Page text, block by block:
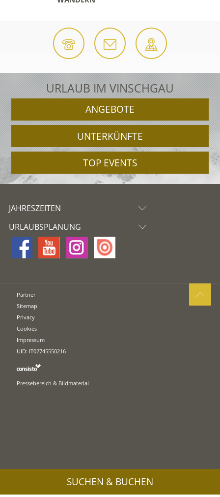
URLAUB IM VINSCHGAU
ANGEBOTE
UNTERKÜNFTE
TOP EVENTS
JAHRESZEITEN
URLAUBSPLANUNG
Partner
Sitemap
Privacy
Cookies
Impressum
UID: IT02745550216
Pressebereich & Bildmaterial
SUCHEN & BUCHEN